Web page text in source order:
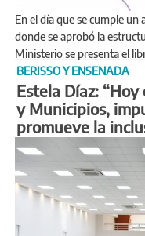
En el día que se cumple un año de la publicación del decreto 45/2020
donde se aprobó la
Ministerio se presenta el
BERISSO Y ENSENADA
Estela Díaz:
y Municipios,
promueve la